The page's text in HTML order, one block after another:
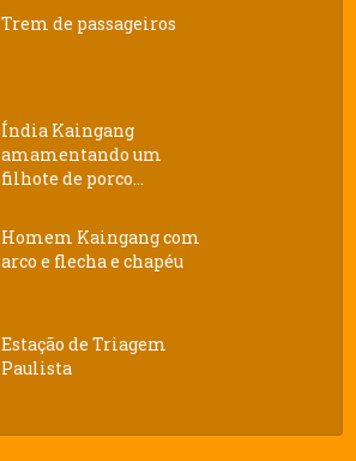
Trem de passageiros
Índia Kaingang
amamentando um
filhote de porco...
Homem Kaingang com
arco e flecha e chapéu
Estação de Triagem
Paulista